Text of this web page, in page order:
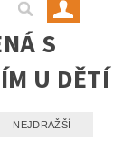
S
U DĚTÍ
NEJDRAŽŠÍ